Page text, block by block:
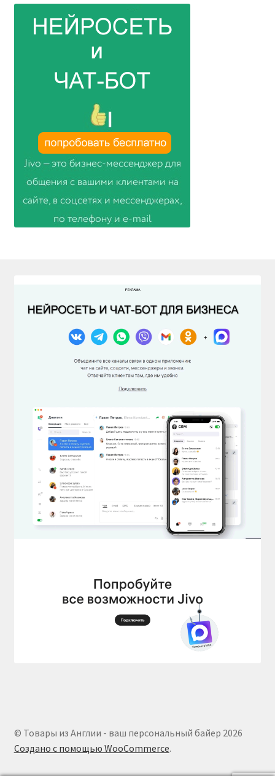
© Товары из Англии - ваш персональный байер 2026
Создано с помощью WooCommerce.